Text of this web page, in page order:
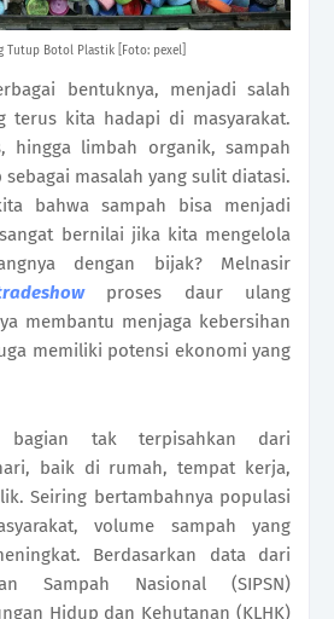
Tutup Botol Plastik [Foto: pexel]
bentuknya, menjadi salah
terus kita hadapi di masyarakat.
hingga limbah organik, sampah
masalah yang sulit diatasi.
bahwa sampah bisa menjadi
bernilai jika kita mengelola
dengan bijak? Melnasir
proses daur ulang
membantu menjaga kebersihan
memiliki potensi ekonomi yang
bagian tak terpisahkan dari
baik di rumah, tempat kerja,
Seiring bertambahnya populasi
volume sampah yang
Berdasarkan data dari
Sampah Nasional (SIPSN)
Hidup dan Kehutanan (KLHK)